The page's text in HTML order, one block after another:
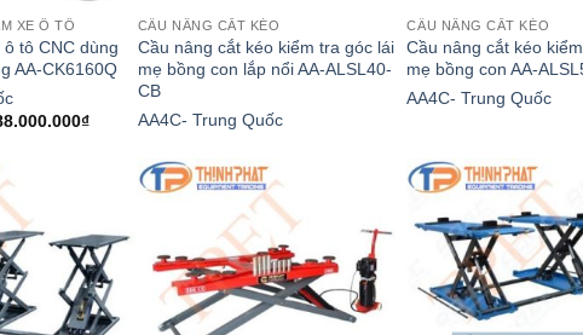
XE Ô TÔ
tô CNC dùng
AA-CK6160Q
₫Giá
288.000.000₫.
CẦU NÂNG CẮT KÉO
Cầu nâng cắt kéo kiểm tra góc lái
mẹ bồng con lắp nổi AA-ALSL40-
CB
AA4C- Trung Quốc
CẦU NÂNG CẮT KÉO
Cầu nâng cắt kéo
mẹ bồng con AA-
AA4C- Trung Quốc